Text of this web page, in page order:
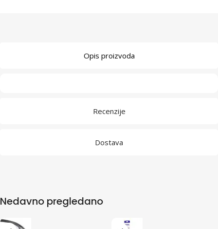
Opis proizvoda
Recenzije
Dostava
Nedavno pregledano